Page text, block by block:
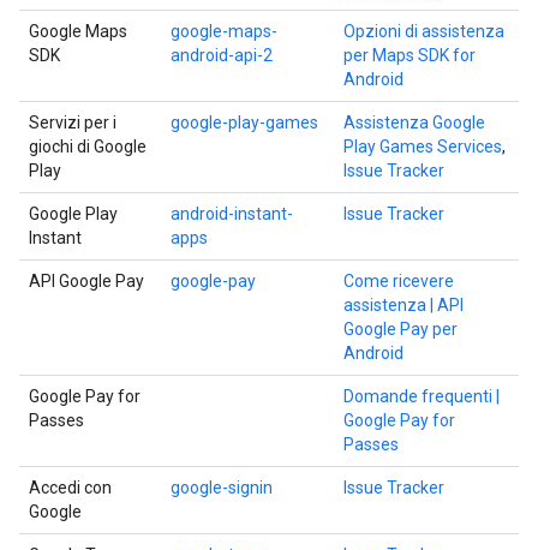
Google Maps
SDK
google-maps-
android-api-2
Opzioni di assistenza
per Maps SDK for
Android
Servizi per i
giochi di Google
Play
google-play-games
Assistenza Google
Play Games Services,
Issue Tracker
Google Play
Instant
android-instant-
apps
Issue Tracker
API Google Pay google-pay
Come ricevere
assistenza | API
Google Pay per
Android
Google Pay for
Passes
Domande frequenti |
Google Pay for
Passes
Accedi con
Google
google-signin Issue Tracker